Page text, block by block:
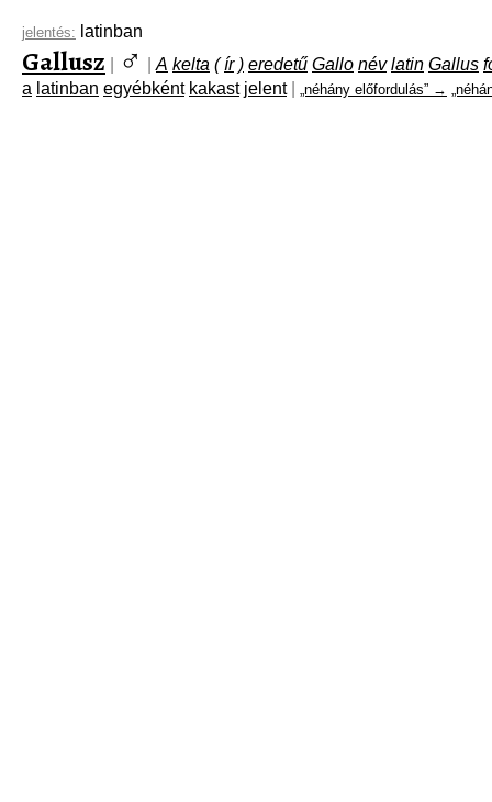
jelentés: latinban
Gallusz ♂ A kelta ( ír ) eredetű Gallo név latin Gallus
a latinban egyébként kakast jelent „néhány előfordulás” →